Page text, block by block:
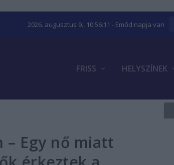
2026. augusztus 9., 10:56:11 - Emőd napja van
FRISS HELYSZÍNEK
– Egy nő miatt